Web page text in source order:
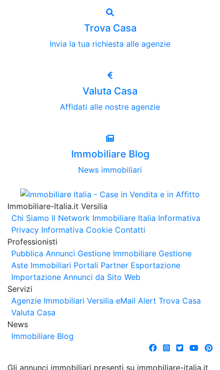
Trova Casa
Invia la tua richiesta alle agenzie
Valuta Casa
Affidati alle nostre agenzie
Immobiliare Blog
News immobiliari
Immobiliare-Italia.it Versilia
Chi Siamo Il Network Immobiliare Italia Informativa
Privacy Informativa Cookie Contatti
Professionisti
Pubblica Annunci Gestione Immobiliare Gestione
Aste Immobiliari Portali Partner Esportazione
Importazione Annunci da Sito Web
Servizi
Agenzie Immobiliari Versilia eMail Alert Trova Casa
Valuta Casa
News
Immobiliare Blog
Gli annunci immobiliari presenti su immobiliare-italia.it